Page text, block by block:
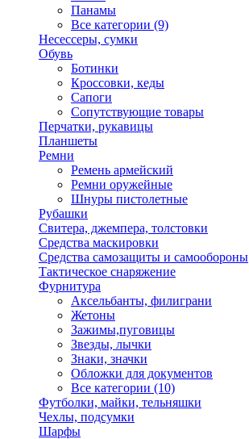
Панамы
Все категории (9)
Несессеры, сумки
Обувь
Ботинки
Кроссовки, кеды
Сапоги
Сопутствующие товары
Перчатки, рукавицы
Планшеты
Ремни
Ремень армейский
Ремни оружейные
Шнуры пистолетные
Рубашки
Свитера, джемпера, толстовки
Средства маскировки
Средства самозащиты и самообороны
Тактическое снаряжение
Фурнитура
Аксельбанты, филиграни
Жетоны
Зажимы,пуговицы
Звезды, лычки
Знаки, значки
Обложки для документов
Все категории (10)
Футболки, майки, тельняшки
Чехлы, подсумки
Шарфы